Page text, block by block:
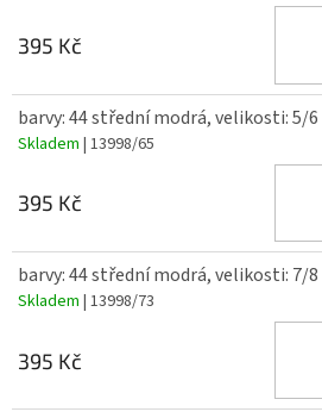
395 Kč
barvy: 44 střední modrá, velikosti: 5/6
Skladem | 13998/65
395 Kč
barvy: 44 střední modrá, velikosti: 7/8
Skladem | 13998/73
395 Kč